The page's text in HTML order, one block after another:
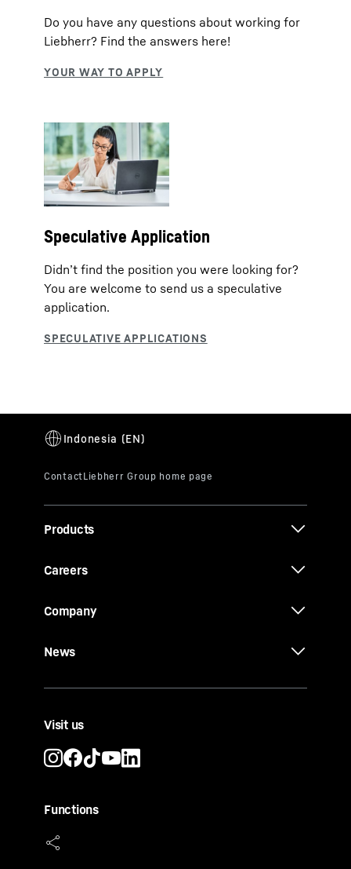
Do you have any questions about working for
Liebherr? Find the answers here!
Speculative Application
Didn’t find the position you were looking for?
You are welcome to send us a speculative
application.
Products
Careers
Company
News
Visit us
Functions